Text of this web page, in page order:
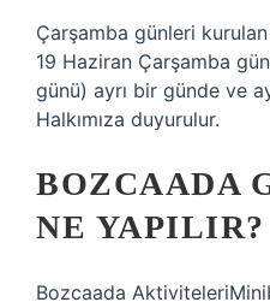
Çarşamba günleri
19 Haziran Çarşamba
günü) ayrı bir günde ve
Halkımıza duyurulur.
BOZCAADA
NE YAPILIR?
Bozcaada